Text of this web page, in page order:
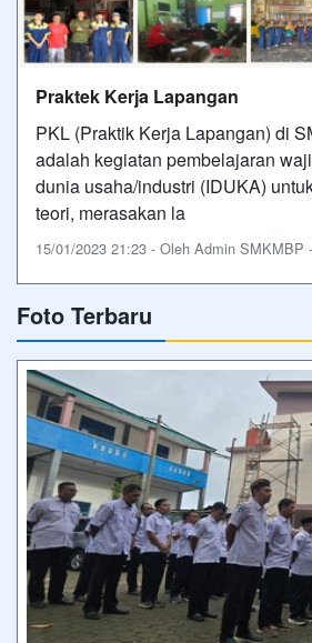
Praktek Kerja Lapangan
PKL (Praktik Kerja Lapangan) di
adalah kegiatan pembelajaran
dunia usaha/industri (IDUKA)
teori, merasakan la
15/01/2023 21:23 - Oleh Admin SMKMBP
Foto Terbaru